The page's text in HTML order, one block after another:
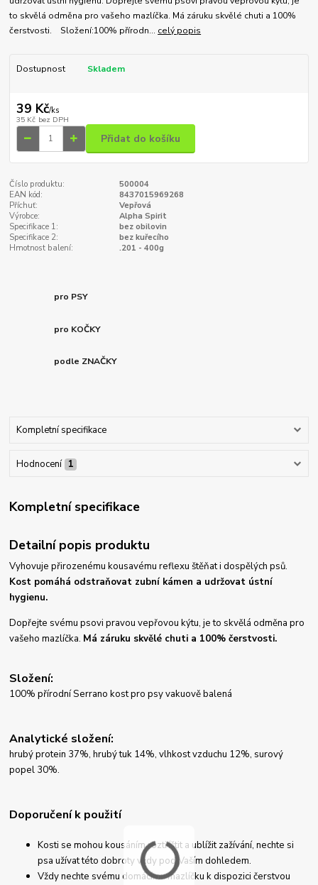
to skvělá odměna pro vašeho mazlíčka. Má záruku skvělé chuti a 100%
čerstvosti. Složení:100% přírodn... celý popis
Dostupnost Skladem
39 Kč/ks
35 Kč bez DPH
Přidat do košíku
Číslo produktu:
500004
EAN kód:
8437015969268
Příchuť:
Vepřová
Výrobce:
Alpha Spirit
Specifikace 1:
bez obilovin
Specifikace 2:
bez kuřecího
Hmotnost balení:
.201 - 400g
pro PSY
pro KOČKY
podle ZNAČKY
Kompletní specifikace
Hodnocení 1
Kompletní specifikace
Detailní popis produktu
Vyhovuje přirozenému kousavému reflexu štěňat i dospělých psů.
Kost pomáhá odstraňovat zubní kámen a udržovat ústní
hygienu.
Dopřejte svému psovi pravou vepřovou kýtu, je to skvělá odměna pro
vašeho mazlíčka. Má záruku skvělé chuti a 100% čerstvosti.
Složení:
100% přírodní Serrano kost pro psy vakuově balená
Analytické složení:
hrubý protein 37%, hrubý tuk 14%, vlhkost vzduchu 12%, surový
popel 30%.
Doporučení k použití
Kosti se mohou kousáním roztříštit a ublížit zažívání, nechte si
psa užívat této dobroty vždy pod Vaším dohledem.
Vždy nechte svému domácímu mazlíčku k dispozici čerstvou